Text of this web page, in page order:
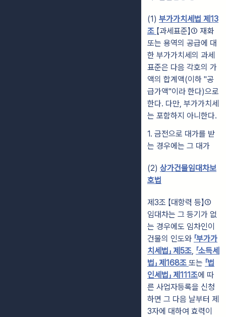
(1) 부가가치세법 제13
조 【과세표준】① 재화
또는 용역의 공급에 대
한 부가가치세의 과세
표준은 다음 각호의 가
액의 합계액(이하 "공
급가액"이라 한다)으로
한다. 다만, 부가가치세
는 포함하지 아니한다.
1. 금전으로 대가를 받
는 경우에는 그 대가
(2) 상가건물임대차보
호법
제3조 【대항력 등】①
임대차는 그 등기가 없
는 경우에도 임차인이
건물의 인도와 「부가가
치세법」 제5조, 「소득세
법」 제168조 또는 「법
인세법」 제111조에 따
른 사업자등록을 신청
하면 그 다음 날부터 제
3자에 대하여 효력이